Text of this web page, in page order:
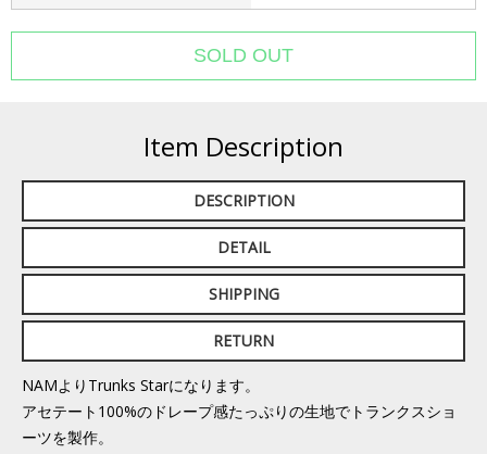
Item Description
DESCRIPTION
DETAIL
SHIPPING
RETURN
NAMよりTrunks Starになります。
アセテート100%のドレープ感たっぷりの生地でトランクスショ
ーツを製作。